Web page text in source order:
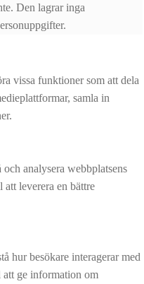
Den lagrar inga
vissa funktioner som att dela
samla in
analysera webbplatsens
leverera en bättre
hur besökare interagerar med
att ge information om